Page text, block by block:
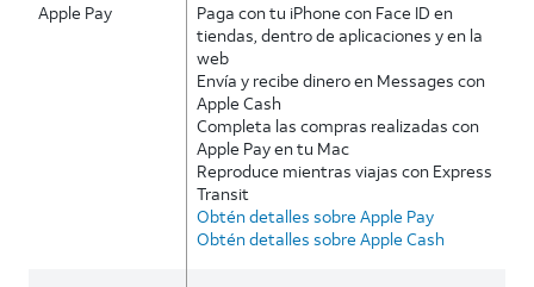
Apple Pay
Paga con tu iPhone con Face ID en
tiendas, dentro de aplicaciones y en la
web
Envía y recibe dinero en Messages con
Apple Cash
Completa las compras realizadas con
Apple Pay en tu Mac
Reproduce mientras viajas con Express
Transit
Obtén detalles sobre Apple Pay
Obtén detalles sobre Apple Cash